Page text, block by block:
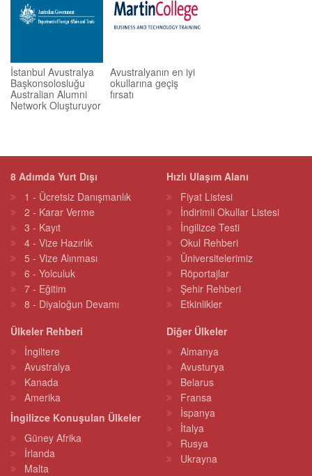
İstanbul Avustralya
Başkonsolosluğu
Australian Alumni
Network Oluşturuyor
Avustralyanın en iyi
okullarına geçiş
fırsatı
8 Adımda Yurt Dışı
1 - Ücretsiz Danışmanlık
2 - Karar Verme
3 - Kayıt
4 - Vize Hazırlık
5 - Vize Alınması
6 - Yolculuk
7 - Eğitim
8 - Diyaloğun Devamı
Hızlı Ulaşım Alanı
Fiyat Listesi
İndirimli Okullar Listesi
İngilizce Testi
Okul Rehberi
Üniversitelerimiz
Röportajlar
Şehir Rehberi
Etkinlikler
Ülkeler Rehberi
İngiltere
Avustralya
Kanada
Amerika
İngilizce Konuşulan Ülkeler
Güney Afrika
İrlanda
Malta
Diğer Ülkeler
Almanya
Avusturya
Belarus
Fransa
İspanya
İtalya
Rusya
Ukrayna